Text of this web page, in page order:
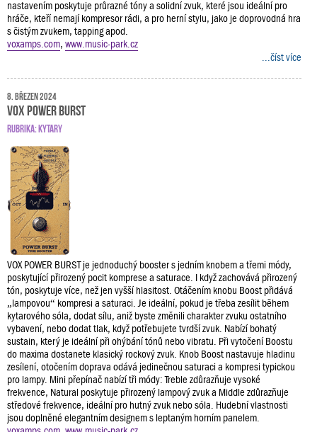
nastavením poskytuje průrazné tóny a solidní zvuk, které jsou ideální pro
hráče, kteří nemají kompresor rádi, a pro herní stylu, jako je doprovodná hra
s čistým zvukem, tapping apod.
voxamps.com, www.music-park.cz
...číst více
8. březen 2024
VOX POWER BURST
RUBRIKA:KYTARY
VOX POWER BURST je jednoduchý booster s jedním knobem a třemi módy,
poskytující přirozený pocit komprese a saturace. I když zachovává přirozený
tón, poskytuje více, než jen vyšší hlasitost. Otáčením knobu Boost přidává
„lampovou“ kompresi a saturaci. Je ideální, pokud je třeba zesílit během
kytarového sóla, dodat sílu, aniž byste změnili charakter zvuku ostatního
vybavení, nebo dodat tlak, když potřebujete tvrdší zvuk. Nabízí bohatý
sustain, který je ideální při ohýbání tónů nebo vibratu. Při vytočení Boostu
do maxima dostanete klasický rockový zvuk. Knob Boost nastavuje hladinu
zesílení, otočením doprava odává jedinečnou saturaci a kompresi typickou
pro lampy. Mini přepínač nabízí tři módy: Treble zdůrazňuje vysoké
frekvence, Natural poskytuje přirozený lampový zvuk a Middle zdůrazňuje
středové frekvence, ideální pro hutný zvuk nebo sóla. Hudební vlastnosti
jsou doplněné elegantním designem s leptaným horním panelem.